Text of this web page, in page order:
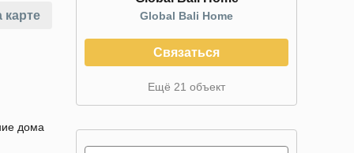
карте
дома
Global Bali Home
Связаться
Ещё 21 объект